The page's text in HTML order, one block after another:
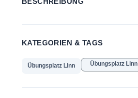
KATEGORIEN & TAGS
Übungsplatz Linn Übungsplatz Linn